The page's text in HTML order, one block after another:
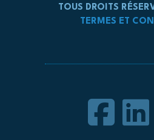
TOUS DROITS
TERMES ET